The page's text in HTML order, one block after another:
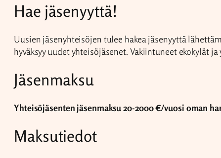
Hae jäsenyyttä!
Uusien jäsenyhteisöjen tulee hakea jäsenyyttä
hyväksyy uudet yhteisöjäsenet. Vakiintuneet ekokylät
Jäsenmaksu
Yhteisöjäsenten jäsenmaksu 20-2000 €/vuosi oman
Maksutiedot